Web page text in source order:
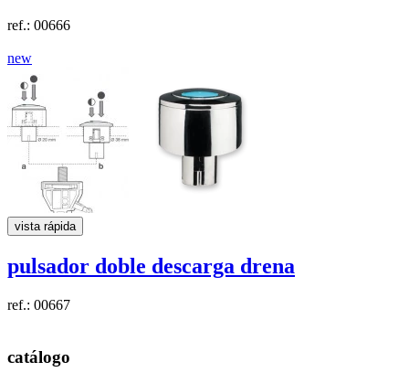
ref.: 00666
new
vista rápida
pulsador doble descarga drena
ref.: 00667
catálogo